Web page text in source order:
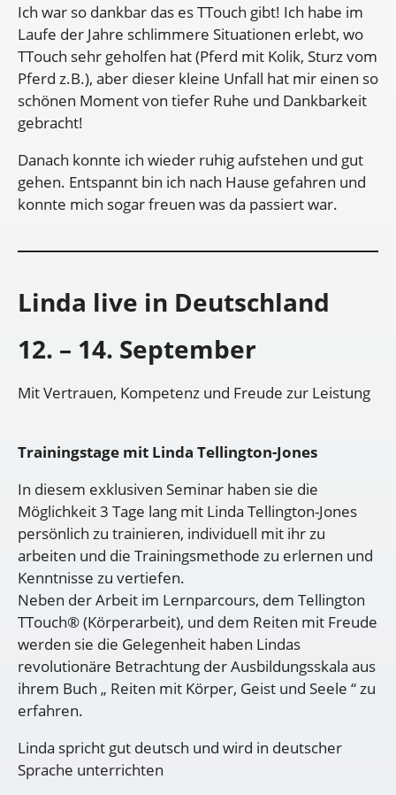
Ich war so dankbar das es TTouch gibt! Ich habe im
Laufe der Jahre schlimmere Situationen erlebt, wo
TTouch sehr geholfen hat (Pferd mit Kolik, Sturz vom
Pferd z.B.), aber dieser kleine Unfall hat mir einen so
schönen Moment von tiefer Ruhe und Dankbarkeit
gebracht!
Danach konnte ich wieder ruhig aufstehen und gut
gehen. Entspannt bin ich nach Hause gefahren und
konnte mich sogar freuen was da passiert war.
Linda live in Deutschland
12. – 14. September
Mit Vertrauen, Kompetenz und Freude zur Leistung
Trainingstage mit Linda Tellington-Jones
In diesem exklusiven Seminar haben sie die
Möglichkeit 3 Tage lang mit Linda Tellington-Jones
persönlich zu trainieren, individuell mit ihr zu
arbeiten und die Trainingsmethode zu erlernen und
Kenntnisse zu vertiefen.
Neben der Arbeit im Lernparcours, dem Tellington
TTouch® (Körperarbeit), und dem Reiten mit Freude
werden sie die Gelegenheit haben Lindas
revolutionäre Betrachtung der Ausbildungsskala aus
ihrem Buch „ Reiten mit Körper, Geist und Seele “ zu
erfahren.
Linda spricht gut deutsch und wird in deutscher
Sprache unterrichten